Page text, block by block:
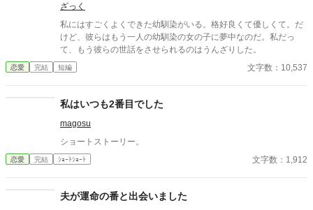
ざっく
私にはすごくよくできた幼馴染がいる。格好良くて優しくて。だ
けど、彼らはもう一人の幼馴染の女の子に夢中なのだ。私だっ
て、もう彼らの世話をさせられるのはうんざりした。
恋愛 完結 短編 文字数：10,537
私はいつも2番目でした
magosu
ショートストーリー。
恋愛 完結 ｼｮｰﾄｼｮｰﾄ 文字数：1,912
夫が運命の番と出会いました